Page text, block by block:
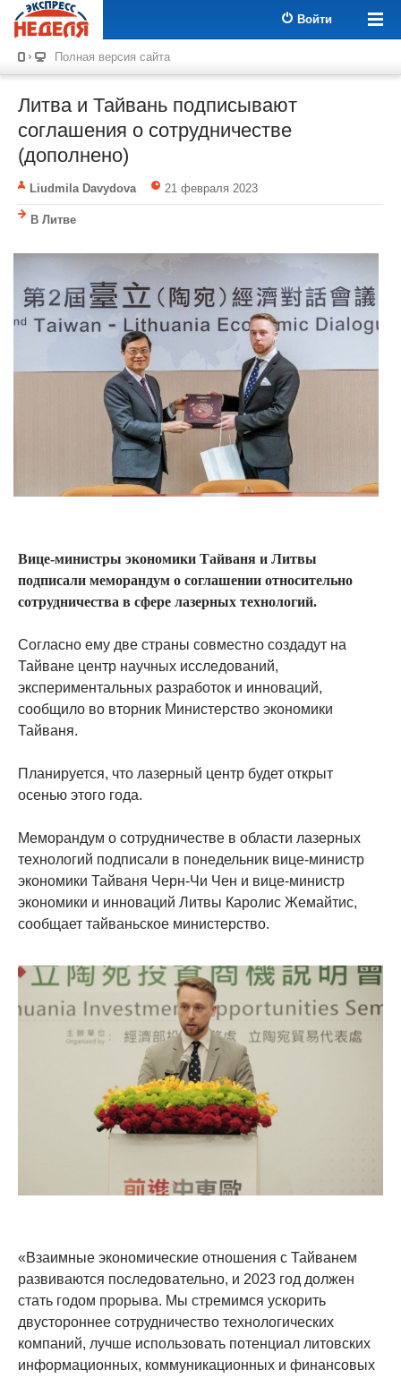
Войти
Полная версия сайта
Литва и Тайвань подписывают
соглашения о сотрудничестве
(дополнено)
Liudmila Davydova 21 февраля 2023
В Литве
Вице-министры экономики Тайваня и Литвы
подписали меморандум о соглашении относительно
сотрудничества в сфере лазерных технологий.
Согласно ему две страны совместно создадут на
Тайване центр научных исследований,
экспериментальных разработок и инноваций,
сообщило во вторник Министерство экономики
Тайваня.
Планируется, что лазерный центр будет открыт
осенью этого года.
Меморандум о сотрудничестве в области лазерных
технологий подписали в понедельник вице-министр
экономики Тайваня Черн-Чи Чен и вице-министр
экономики и инноваций Литвы Каролис Жемайтис,
сообщает тайваньское министерство.
«Взаимные экономические отношения с Тайванем
развиваются последовательно, и 2023 год должен
стать годом прорыва. Мы стремимся ускорить
двустороннее сотрудничество технологических
компаний, лучше использовать потенциал литовских
информационных, коммуникационных и финансовых